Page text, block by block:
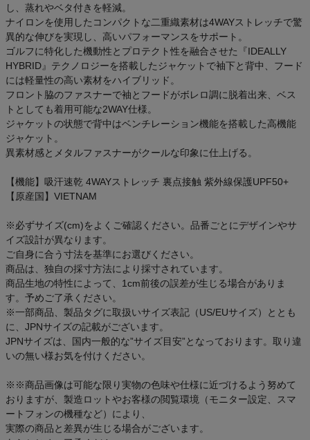
スタッフコーディネート
スタッフブログ
し、蒸れやベタ付きを軽減。
ナイロンを使用したコンパクトな二重織素材は4WAYストレッチで驚
異的な伸びを実現し、高いパフォーマンスをサポート。
ゴルフに特化した機動性とプロテクト性を融合させた『IDEALLY
HYBRID』テクノロジーを搭載したジャケットで袖下と背中、フード
には軽量性の高い素材をハイブリッド。
フロント脇のファスナーで袖とフードがボレロ調に脱着出来、ベス
トとしても着用可能な2WAY仕様。
ジャケットの状態で背中はベンチレーション機能を搭載した高機能
ジャケット。
異素材感とメタルファスナーがクールな印象に仕上げる。
【機能】吸汗速乾 4WAYストレッチ 裏点接触 紫外線保護UPF50+
【原産国】VIETNAM
※必ずサイズ(cm)をよくご確認ください。品番ごとにデザインやサ
イズ設計が異なります。
ご自身に合う寸法を基準にお選びください。
商品は、独自の採寸方法により採寸されています。
商品生地の特性によって、1cm前後の誤差が生じる場合がありま
す。予めご了承ください。
※一部商品、製品タグに取扱いサイズ表記（US/EUサイズ）ととも
に、JPNサイズの記載がございます。
JPNサイズは、国内一般的な”サイズ目安”となっております。取り違
いの無い様お気を付けください。
※※商品画像は可能な限り実物の色味や仕様に近づけるよう努めて
おりますが、製造ロットやお客様の閲覧環境（モニター設定、スマ
ートフォンの機種など）により、
実際の商品と差異が生じる場合がございます。